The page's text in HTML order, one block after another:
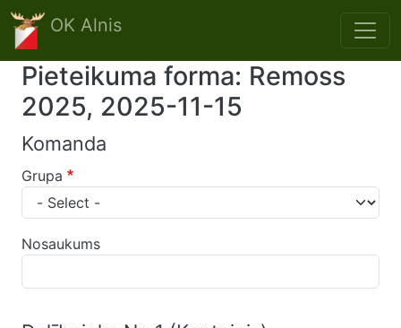
Skip to main content
OK Alnis
Pieteikuma forma: Remoss
2025, 2025-11-15
Komanda
Grupa
Nosaukums